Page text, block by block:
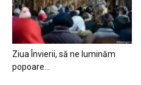
Ziua Învierii, să ne luminăm
popoare…